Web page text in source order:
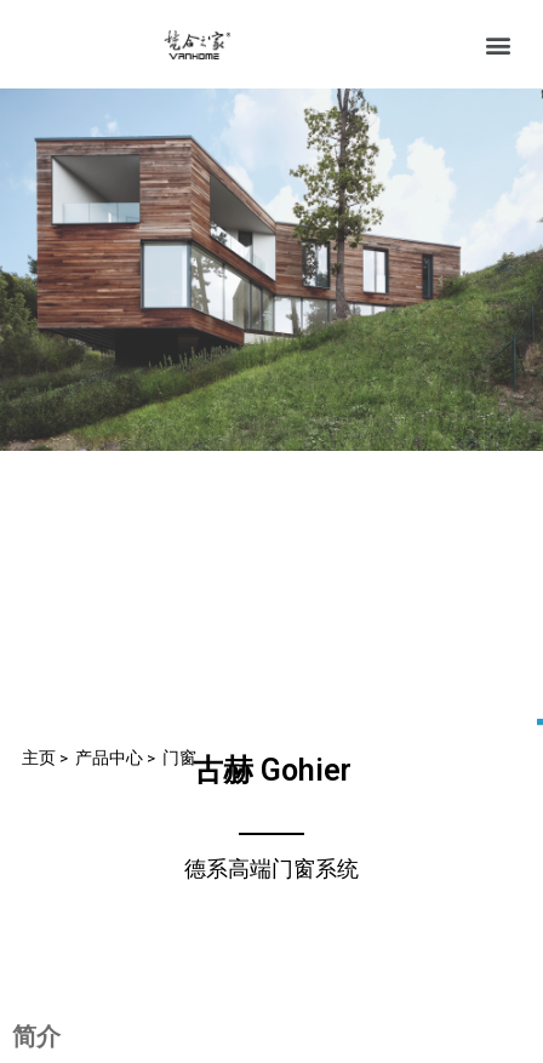
主页 > 产品中心 > 门窗古赫 Gohier
德系高端门窗系统
简介